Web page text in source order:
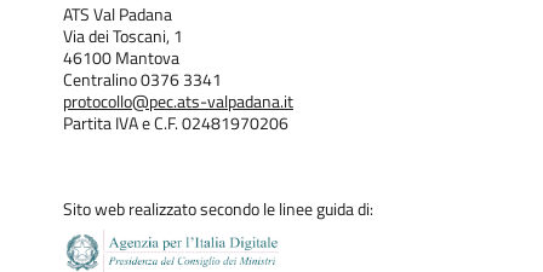
ATS Val Padana
Via dei Toscani, 1
46100 Mantova
Centralino 0376 3341
protocollo@pec.ats-valpadana.it
Partita IVA e C.F. 02481970206
Sito web realizzato secondo le linee guida di: